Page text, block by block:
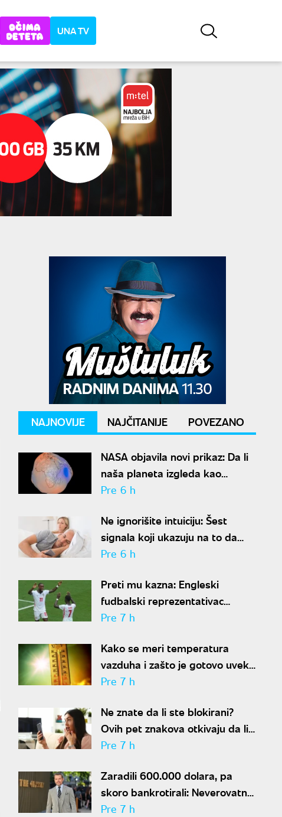
UNA TV
NAJNOVIJE NAJČITANIJE POVEZANO
NASA objavila novi prikaz: Da li
naša planeta izgleda kao
krompir ili kao plavi kliker?
Pre 6 h
Ne ignorišite intuiciju: Šest
signala koji ukazuju na to da
partner krije aferu
Pre 6 h
Preti mu kazna: Engleski
fudbalski reprezentativac
optužen za napad u noćnom
Pre 7 h
Kako se meri temperatura
vazduha i zašto je gotovo uvek
niža od one koju pokazuju naši
Pre 7 h
Ne znate da li ste blokirani?
Ovih pet znakova otkivaju da li
se nalazite na nečijoj "crnoj listi"
Pre 7 h
Zaradili 600.000 dolara, pa
skoro bankrotirali: Neverovatna
ispovest Meta Dejmona o paklu
Pre 7 h